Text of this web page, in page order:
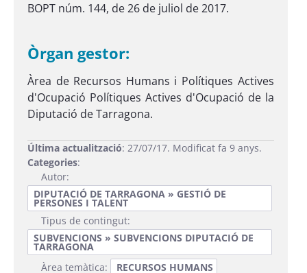
BOPT núm. 144, de 26 de juliol de 2017.
Òrgan gestor:
Àrea de Recursos Humans i Polítiques Actives
d'Ocupació Polítiques Actives d'Ocupació de la
Diputació de Tarragona.
Última actualització: 27/07/17. Modificat fa 9 anys.
Categories:
Autor:
DIPUTACIÓ DE TARRAGONA » GESTIÓ DE
PERSONES I TALENT
Tipus de contingut:
SUBVENCIONS » SUBVENCIONS DIPUTACIÓ DE
TARRAGONA
Àrea temàtica:
RECURSOS HUMANS